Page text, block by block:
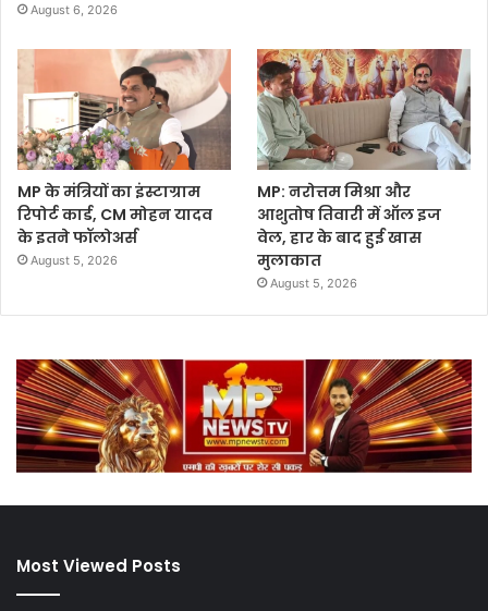
August 6, 2026
MP के मंत्रियों का इंस्टाग्राम
रिपोर्ट कार्ड, CM मोहन यादव
के इतने फॉलोअर्स
August 5, 2026
MP: नरोत्तम मिश्रा और
आशुतोष तिवारी में ऑल इज
वेल, हार के बाद हुई खास
मुलाकात
August 5, 2026
Most Viewed Posts